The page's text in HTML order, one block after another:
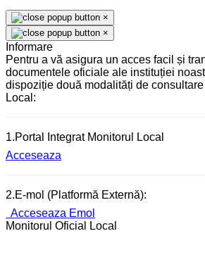
×
×
Informare
Pentru a vă asigura un acces facil și
documentele oficiale ale instituției
dispoziție două modalități de
Local:
1.Portal Integrat Monitorul Local
Acceseaza
2.E-mol (Platformă Externă):
Acceseaza Emol
Monitorul Oficial Local